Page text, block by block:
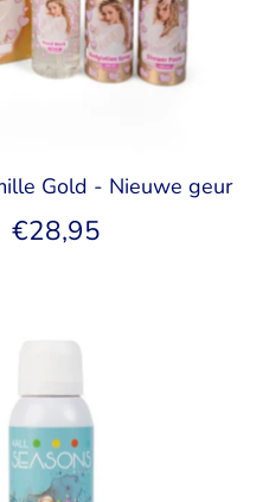
Gold - Nieuwe geur
€28,95